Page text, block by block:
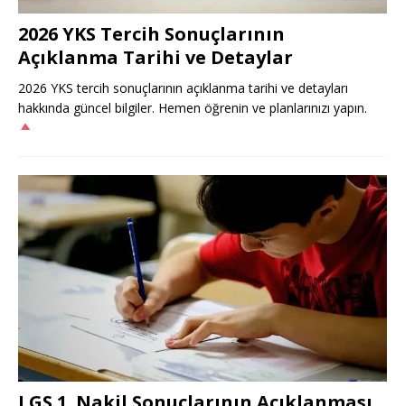
2026 YKS Tercih Sonuçlarının
Açıklanma Tarihi ve Detaylar
2026 YKS tercih sonuçlarının açıklanma tarihi ve detayları
hakkında güncel bilgiler. Hemen öğrenin ve planlarınızı yapın.